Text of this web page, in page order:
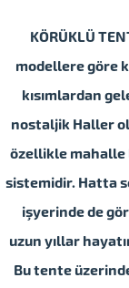
KÖRÜKLÜ
modellere göre
kısımlardan
nostaljik Haller
özellikle mahalle
sistemidir. Hatta
işyerinde de
uzun yıllar
Bu tente